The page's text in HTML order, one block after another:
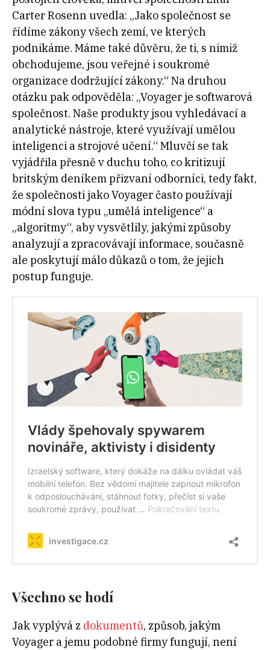
Carter Rosenn uvedla: „Jako společnost se
řídíme zákony všech zemí, ve kterých
podnikáme. Máme také důvěru, že ti, s nimiž
obchodujeme, jsou veřejné i soukromé
organizace dodržující zákony.“ Na druhou
otázku pak odpověděla: „Voyager je softwarová
společnost. Naše produkty jsou vyhledávací a
analytické nástroje, které využívají umělou
inteligenci a strojové učení.“ Mluvčí se tak
vyjádřila přesně v duchu toho, co kritizují
britským deníkem přizvaní odborníci, tedy fakt,
že společnosti jako Voyager často používají
módní slova typu „umělá inteligence“ a
„algoritmy“, aby vysvětlily, jakými způsoby
analyzují a zpracovávají informace, současně
ale poskytují málo důkazů o tom, že jejich
postup funguje.
Všechno se hodí
Jak vyplývá z dokumentů, způsob, jakým
Voyager a jemu podobné firmy fungují, není